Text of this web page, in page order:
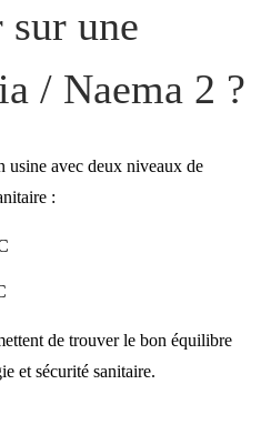
sur une
/ Naema 2 ?
usine avec deux niveaux de
:
de trouver le bon équilibre
et sécurité sanitaire.